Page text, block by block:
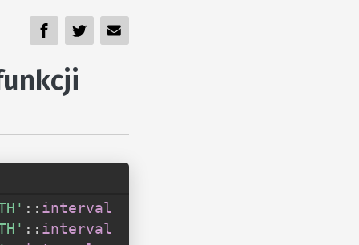
:: interval
:: interval